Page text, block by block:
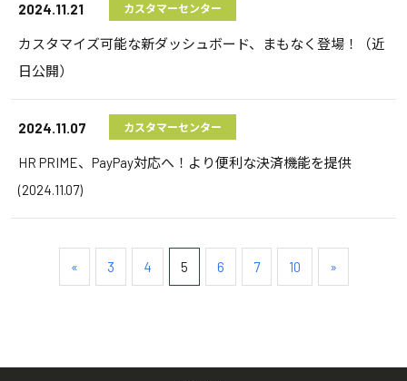
2024.11.21 カスタマーセンター
カスタマイズ可能な新ダッシュボード、まもなく登場！（近
日公開）
2024.11.07 カスタマーセンター
HR PRIME、PayPay対応へ！より便利な決済機能を提供
(2024.11.07)
« 3 4 5 6 7 10 »